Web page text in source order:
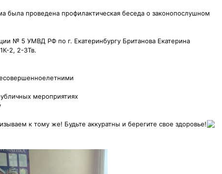
была проведена профилактическая беседа о законопослушном
№ 5 УМВД РФ по г. Екатеринбургу Британова Екатерина
2, 2-3Тв.
мероприятиях
к тому же! Будьте аккуратны и берегите свое здоровье!